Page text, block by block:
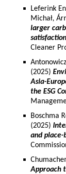
Leferink
Michał,
larger
Cleaner
(2025)
Asia-
the ESG
Boschma
(2025)
and place-
Approach